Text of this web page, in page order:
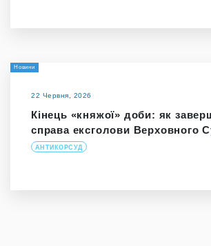
Новини
22 Червня, 2026
Кінець «княжої» доби: як
справа ексголови Верховного
АНТИКОРСУД